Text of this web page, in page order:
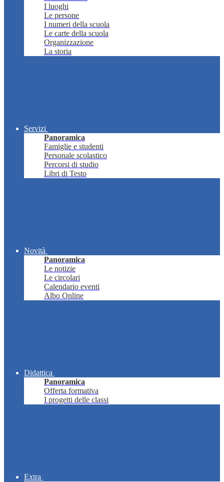
I luoghi
Le persone
I numeri della scuola
Le carte della scuola
Organizzazione
La storia
Servizi
Panoramica
Famiglie e studenti
Personale scolastico
Percorsi di studio
Libri di Testo
Novità
Panoramica
Le notizie
Le circolari
Calendario eventi
Albo Online
Didattica
Panoramica
Offerta formativa
I progetti delle classi
Extra